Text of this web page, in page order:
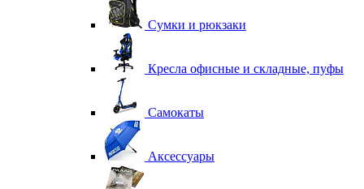
Сумки и рюкзаки
Кресла офисные и складные, пуфы
Самокаты
Аксессуары